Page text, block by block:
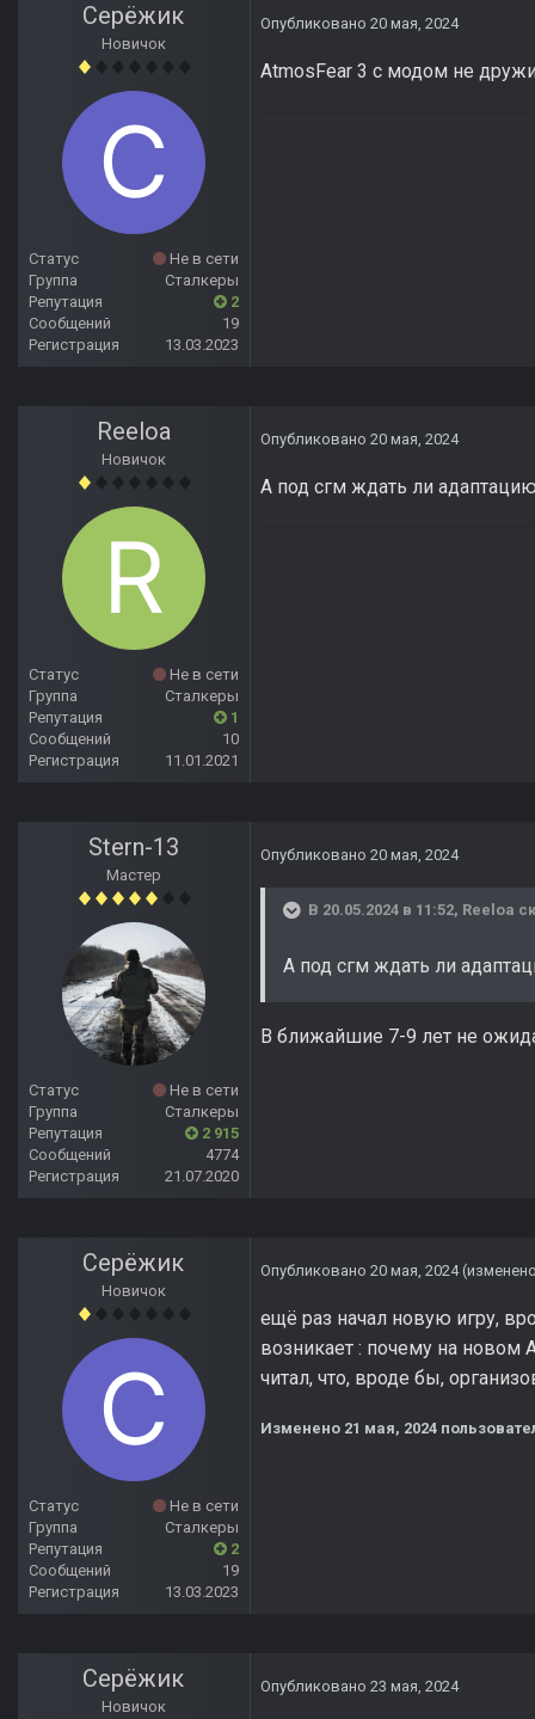
Серёжик
Новичок
Статус
Не в сети
Группа
Сталкеры
Репутация
2
Сообщений
19
Регистрация
13.03.2023
Опубликовано 20 мая, 2024
AtmosFear 3 с модом не
Reeloa
Новичок
Статус
Не в сети
Группа
Сталкеры
Репутация
1
Сообщений
10
Регистрация
11.01.2021
Опубликовано 20 мая, 2024
А под сгм ждать ли
Stern-13
Мастер
Статус
Не в сети
Группа
Сталкеры
Репутация
2 915
Сообщений
4774
Регистрация
21.07.2020
Опубликовано 20 мая, 2024
В 20.05.2024 в 11:52, Reeloa
А под сгм ждать ли
В ближайшие 7-9 лет не
Серёжик
Новичок
Статус
Не в сети
Группа
Сталкеры
Репутация
2
Сообщений
19
Регистрация
13.03.2023
Опубликовано 20 мая, 2024
ещё раз начал новую игру,
возникает : почему на новом
читал, что, вроде бы,
Изменено 21 мая, 2024
Серёжик
Новичок
Опубликовано 23 мая, 2024